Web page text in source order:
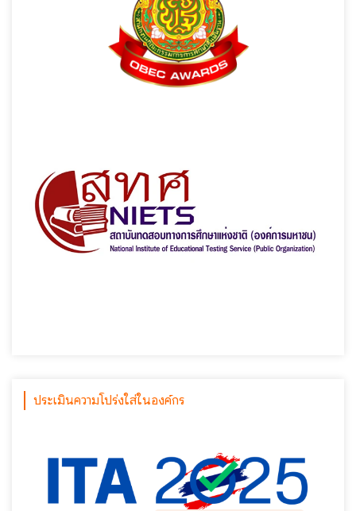
ประเมินความโปร่งใส่ในองค์กร